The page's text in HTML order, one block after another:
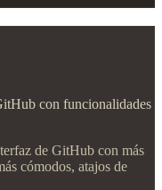
con funcionalidades
de GitHub con más
cómodos, atajos de